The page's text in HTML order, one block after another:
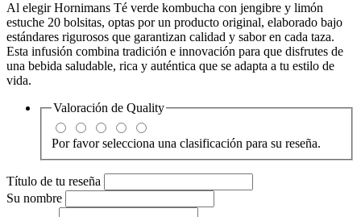
Al elegir Hornimans Té verde kombucha con jengibre y limón
estuche 20 bolsitas, optas por un producto original, elaborado bajo
estándares rigurosos que garantizan calidad y sabor en cada taza.
Esta infusión combina tradición e innovación para que disfrutes de
una bebida saludable, rica y auténtica que se adapta a tu estilo de
vida.
Valoración de Quality
Por favor selecciona una clasificación para su reseña.
Título de tu reseña
Su nombre